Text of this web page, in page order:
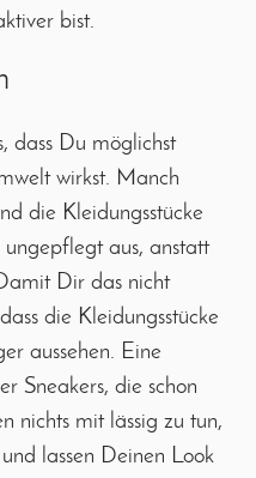
bist.
dass Du möglichst
wirkst. Manch
die Kleidungsstücke
aus, anstatt
Dir das nicht
die Kleidungsstücke
aussehen. Eine
Sneakers, die schon
nichts mit lässig zu tun,
lassen Deinen Look